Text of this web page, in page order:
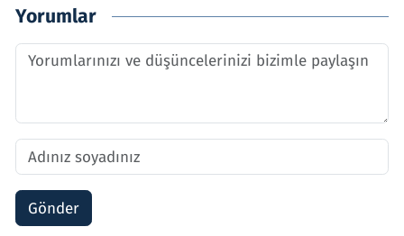
Yorumlar
Gönder